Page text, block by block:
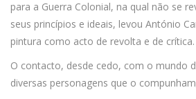
para a Guerra Colonial, na qual não se
seus princípios e ideais, levou António
pintura como acto de revolta e de crítica.
O contacto, desde cedo, com o mundo
diversas personagens que o